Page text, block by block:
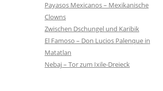
Payasos Mexicanos – Mexikanische
Clowns
Zwischen Dschungel und Karibik
El Famoso – Don Lucios Palenque in
Matatlan
Nebaj – Tor zum Ixile-Dreieck